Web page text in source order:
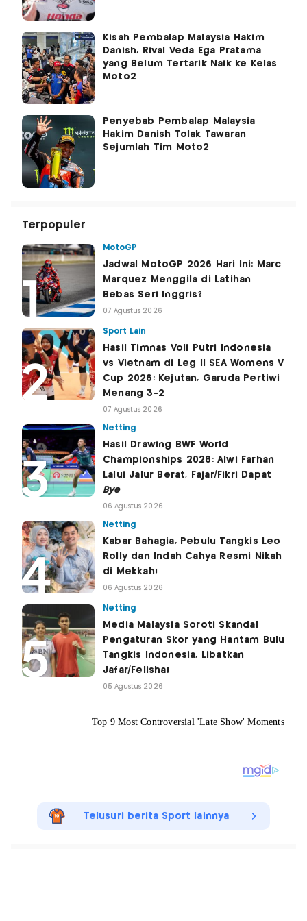
Kisah Pembalap Malaysia Hakim
Danish, Rival Veda Ega Pratama
yang Belum Tertarik Naik ke Kelas
Moto2
Penyebab Pembalap Malaysia
Hakim Danish Tolak Tawaran
Sejumlah Tim Moto2
Terpopuler
MotoGP
Jadwal MotoGP 2026 Hari Ini: Marc
Marquez Menggila di Latihan
Bebas Seri Inggris?
07 Agustus 2026
Sport Lain
Hasil Timnas Voli Putri Indonesia
vs Vietnam di Leg II SEA Womens V
Cup 2026: Kejutan, Garuda Pertiwi
Menang 3-2
07 Agustus 2026
Netting
Hasil Drawing BWF World
Championships 2026: Alwi Farhan
Lalui Jalur Berat, Fajar/Fikri Dapat
Bye
06 Agustus 2026
Netting
Kabar Bahagia, Pebulu Tangkis Leo
Rolly dan Indah Cahya Resmi Nikah
di Mekkah!
06 Agustus 2026
Netting
Media Malaysia Soroti Skandal
Pengaturan Skor yang Hantam Bulu
Tangkis Indonesia, Libatkan
Jafar/Felisha!
05 Agustus 2026
Telusuri berita Sport lainnya